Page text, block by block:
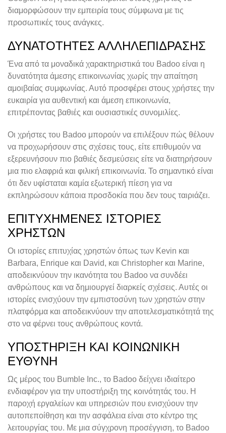
διαμορφώσουν την εμπειρία τους σύμφωνα με τις
προσωπικές τους ανάγκες.
ΔΥΝΑΤΌΤΗΤΕΣ ΑΛΛΗΛΕΠΊΔΡΑΣΗΣ
Ένα από τα μοναδικά χαρακτηριστικά του Badoo είναι η
δυνατότητα άμεσης επικοινωνίας χωρίς την απαίτηση
αμοιβαίας συμφωνίας. Αυτό προσφέρει στους χρήστες την
ευκαιρία για αυθεντική και άμεση επικοινωνία,
επιτρέποντας βαθιές και ουσιαστικές συνομιλίες.
Οι χρήστες του Badoo μπορούν να επιλέξουν πώς θέλουν
να προχωρήσουν στις σχέσεις τους, είτε επιθυμούν να
εξερευνήσουν πιο βαθιές δεσμεύσεις είτε να διατηρήσουν
μια πιο ελαφριά και φιλική επικοινωνία. Το σημαντικό είναι
ότι δεν υφίσταται καμία εξωτερική πίεση για να
εκπληρώσουν κάποια προσδοκία που δεν τους ταιριάζει.
ΕΠΙΤΥΧΗΜΈΝΕΣ ΙΣΤΟΡΊΕΣ
ΧΡΗΣΤΏΝ
Οι ιστορίες επιτυχίας χρηστών όπως των Kevin και
Barbara, Enrique και David, και Christopher και Marine,
αποδεικνύουν την ικανότητα του Badoo να συνδέει
ανθρώπους και να δημιουργεί διαρκείς σχέσεις. Αυτές οι
ιστορίες ενισχύουν την εμπιστοσύνη των χρηστών στην
πλατφόρμα και αποδεικνύουν την αποτελεσματικότητά της
στο να φέρνει τους ανθρώπους κοντά.
ΥΠΟΣΤΉΡΙΞΗ ΚΑΙ ΚΟΙΝΩΝΙΚΉ
ΕΥΘΎΝΗ
Ως μέρος του Bumble Inc., το Badoo δείχνει ιδιαίτερο
ενδιαφέρον για την υποστήριξη της κοινότητάς του. Η
παροχή εργαλείων και υπηρεσιών που ενισχύουν την
αυτοπεποίθηση και την ασφάλεια είναι στο κέντρο της
λειτουργίας του. Με μια σύγχρονη προσέγγιση, το Badoo